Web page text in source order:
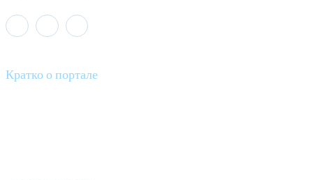
Кратко о портале